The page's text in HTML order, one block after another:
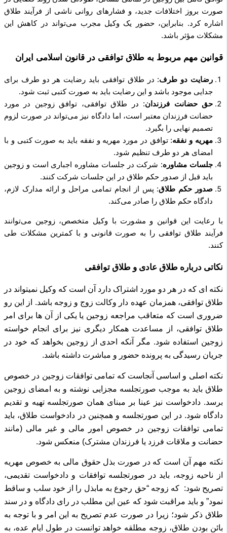
صورت بروز اختلافات جدید، و فشارهای روانی ناشی از فرآیند طلاق
اشاره کرد. بنابراین، حضور یک وکیل مجرب می‌تواند در کاهش این
مشکلات مؤثر باشد.
قوانین مهم مربوط به طلاق توافقی در قانون اسلامی ایران
رضایت دو طرف: در طلاق توافقی باید رضایت هر دو طرف برای
جدایی موجود باشد و این رضایت باید به صورت کتبی ثبت شود.
حق حضانت فرزندان: در طلاق توافقی، توافق زوجین در مورد
حضانت فرزندان معتبر است، اما دادگاه نیز می‌تواند در صورت لزوم
تصمیم نهایی را بگیرد.
مهریه و نفقه: توافق در مورد مهریه و نفقه باید به صورت کتبی و با
امضای هر دو طرف تنظیم شود.
جلسات مشاوره: شرکت در جلسات مشاوره اجباری است و زوجین
باید قبل از صدور حکم طلاق در این جلسات شرکت کنند.
صدور حکم طلاق: پس از انجام تمامی مراحل و ارائه مدارک لازم،
دادگاه حکم طلاق را صادر می‌کند.
با رعایت این قوانین و مشورت با وکیل متخصص، زوجین می‌توانند
فرآیند طلاق توافقی را به صورت قانونی و با کمترین مشکلات طی
کنند.
نکاتی درباره طلاق عادی و طلاق توافقی
نکته ای که در هر دو مورد اشتراک دارد آن است که وکیل نمیتواند در
طلاق توافقی، همزمان عهده دار وکالت زوج و زوجه باشد.
از این رو
ضروری است که متعاقب مراجعه زوجین یا یکی از آن ها برای امر
طلاق توافقی، از مساعدت همکار دیگری نیز برای انجام خواسته
زوجین استفاده شود. مگر آنکه احدی از زوجین بخواهد که خود در
جریان رسیدگی به پرونده حضور و مباشرت داشته باشد.
نکته اصلی و اساسی آنجاست که تمامی توافقات زوجین در خصوص
طلاق باید به موجب صورتجلسه مجزایی نوشته و به امضای زوجین
برسد. دادخواست نیز عینا بر مبنای همان صورتجلسه تهیه و تقدیم
دادگاه شود.در این صورتجلسه و همچنین در دادخواست طلاق، باید
تمامی توافقات زوجین در خصوص امور مالی و غیر مالی (مانند
حضانت و ملاقات فرزد یا فرزندان مشترک) منعکس شود.
نکته مهم آن است که در صورت بذل حقوق مالی به خصوص مهریه
از ناحیه زوجه، باید در صورتجلسه توافقات و دادخواست تقدیمی،
تصریح شود: که زوجه “حق رجوع به مابذل را از خود سلب و ساقط
نمود” و باید مراقبت شود که عین این مطلب در رای دادگاه و در سند
طلاق ذکر شود؛ زیرا در صورت عدم تصریح به این امر و با توجه به
بائن بودن طلاق، زوجه مطلقه خواهد توانست در طول ایام عده، به